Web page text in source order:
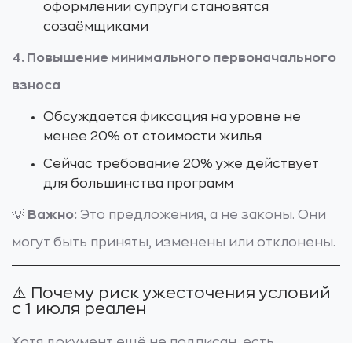
оформлении супруги становятся
созаёмщиками
4. Повышение минимального первоначального
взноса
Обсуждается фиксация на уровне не
менее 20% от стоимости жилья
Сейчас требование 20% уже действует
для большинства программ
💡 Важно: Это предложения, а не законы. Они
могут быть приняты, изменены или отклонены.
⚠️ Почему риск ужесточения условий
с 1 июля реален